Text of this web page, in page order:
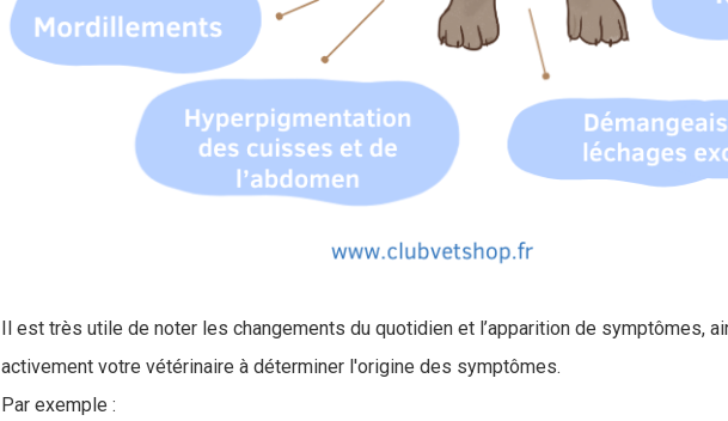
Il est très utile de noter les changements du quotidien et l’apparition de symptômes,
activement votre vétérinaire à déterminer l'origine des symptômes.
Par exemple :